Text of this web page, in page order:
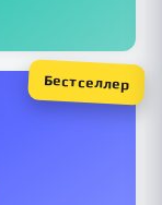
Бестселлер